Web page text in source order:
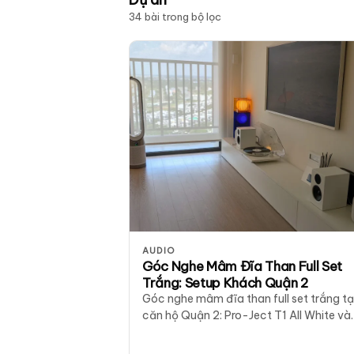
34 bài trong bộ lọc
AUDIO
Góc Nghe Mâm Đĩa Than Full Set
Trắng: Setup Khách Quận 2
Góc nghe mâm đĩa than full set trắng
căn hộ Quận 2: Pro-Ject T1 All White và